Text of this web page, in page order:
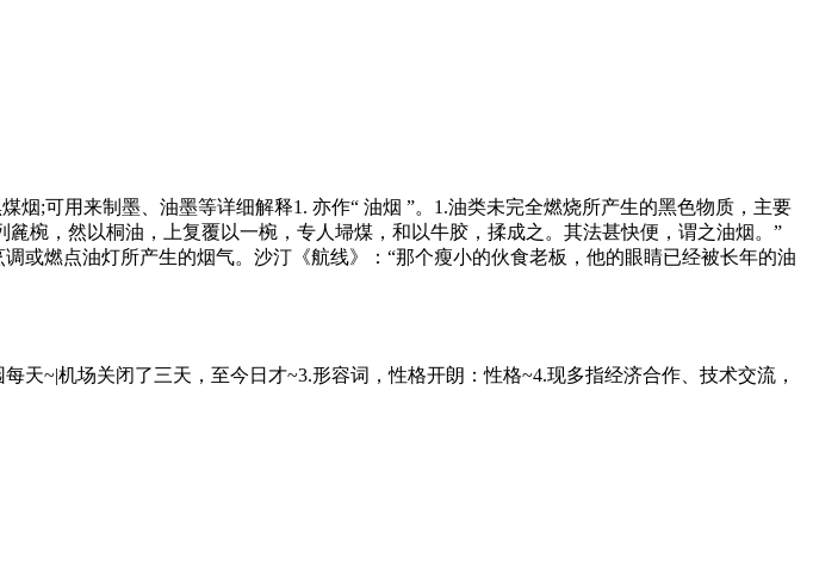
烟;可用来制墨、油墨等详细解释1. 亦作“ 油烟 ”。1.油类未完全燃烧所产生的黑色物质，主要
麄椀，然以桐油，上复覆以一椀，专人埽煤，和以牛胶，揉成之。其法甚快便，谓之油烟。”
或燃点油灯所产生的烟气。沙汀《航线》：“那个瘦小的伙食老板，他的眼睛已经被长年的油
天~|机场关闭了三天，至今日才~3.形容词，性格开朗：性格~4.现多指经济合作、技术交流，